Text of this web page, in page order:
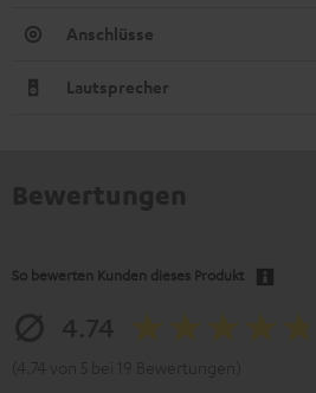
Anschlüsse
Lautsprecher
So bewerten Kunden dieses Produkt